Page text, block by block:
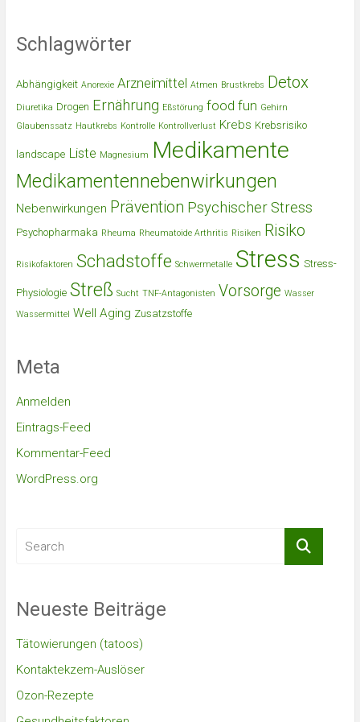
Schlagwörter
Abhängigkeit Anorexie Arzneimittel Atmen Brustkrebs Detox
Diuretika Drogen Ernährung Eßstörung food fun Gehirn
Glaubenssatz Hautkrebs Kontrolle Kontrollverlust Krebs Krebsrisiko
landscape Liste Magnesium Medikamente
Medikamentennebenwirkungen
Nebenwirkungen Prävention Psychischer Stress
Psychopharmaka Rheuma Rheumatoide Arthritis Risiken Risiko
Risikofaktoren Schadstoffe Schwermetalle Stress Stress-
Physiologie Streß Sucht TNF-Antagonisten Vorsorge Wasser
Wassermittel Well Aging Zusatzstoffe
Meta
Anmelden
Eintrags-Feed
Kommentar-Feed
WordPress.org
Neueste Beiträge
Tätowierungen (tatoos)
Kontaktekzem-Auslöser
Ozon-Rezepte